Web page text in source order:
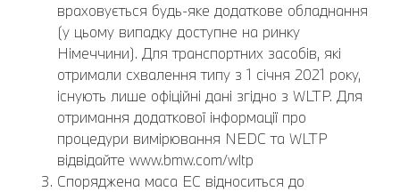
враховується будь-яке додаткове обладнання
(у цьому випадку доступне на ринку
Німеччини). Для транспортних засобів, які
отримали схвалення типу з 1 січня 2021 року,
існують лише офіційні дані згідно з WLTP. Для
отримання додаткової інформації про
процедури вимірювання NEDC та WLTP
відвідайте www.bmw.com/wltp
Споряджена маса EC відноситься до